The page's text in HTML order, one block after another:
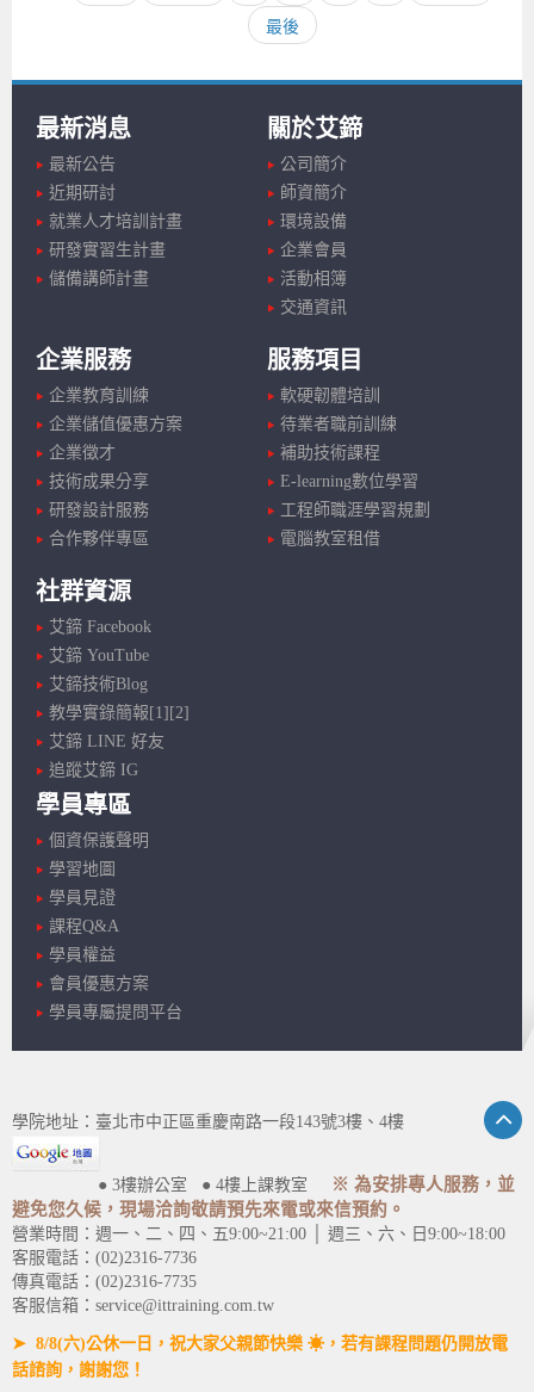
最後
最新消息
最新公告
近期研討
就業人才培訓計畫
研發實習生計畫
儲備講師計畫
關於艾鍗
公司簡介
師資簡介
環境設備
企業會員
活動相簿
交通資訊
企業服務
企業教育訓練
企業儲值優惠方案
企業徵才
技術成果分享
研發設計服務
合作夥伴專區
服務項目
軟硬韌體培訓
待業者職前訓練
補助技術課程
E-learning數位學習
工程師職涯學習規劃
電腦教室租借
社群資源
艾鍗 Facebook
艾鍗 YouTube
艾鍗技術Blog
教學實錄簡報[1] [2]
艾鍗 LINE 好友
追蹤艾鍗 IG
學員專區
個資保護聲明
學習地圖
學員見證
課程Q&A
學員權益
會員優惠方案
學員專屬提問平台
學院地址：臺北市中正區重慶南路一段143號3樓、4樓
● 3樓辦公室 ● 4樓上課教室
※ 為安排專人服務，並
避免您久候，現場洽詢敬請預先來電或來信預約。
營業時間：週一、二、四、五9:00~21:00 │ 週三、六、日9:00~18:00
客服電話：(02)2316-7736
傳真電話：(02)2316-7735
客服信箱：service@ittraining.com.tw
➤ 8/8(六)公休一日，祝大家父親節快樂 ☀，若有課程問題仍開放電
話諮詢，謝謝您！